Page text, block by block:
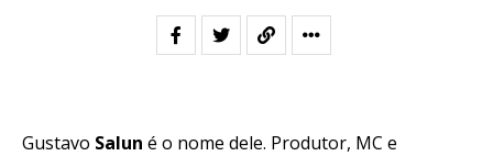
Gustavo Salun é o nome dele. Produtor, MC e